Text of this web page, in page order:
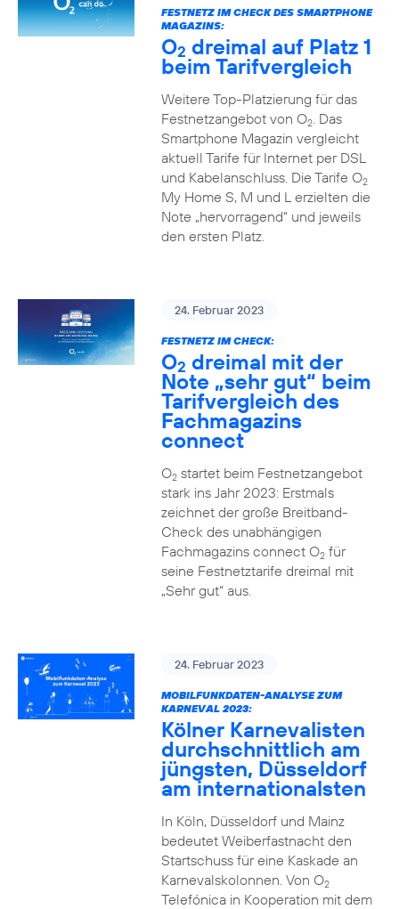
FESTNETZ IM CHECK DES SMARTPHONE
MAGAZINS:
O2 dreimal auf Platz 1
beim Tarifvergleich
Weitere Top-Platzierung für das
Festnetzangebot von O2. Das
Smartphone Magazin vergleicht
aktuell Tarife für Internet per DSL
und Kabelanschluss. Die Tarife O2
My Home S, M und L erzielten die
Note „hervorragend“ und jeweils
den ersten Platz.
24. Februar 2023
FESTNETZ IM CHECK:
O2 dreimal mit der
Note „sehr gut“ beim
Tarifvergleich des
Fachmagazins
connect
O2startet beim Festnetzangebot
stark ins Jahr 2023: Erstmals
zeichnet der große Breitband-
Check des unabhängigen
Fachmagazins connect O2für
seine Festnetztarife dreimal mit
„Sehr gut“ aus.
24. Februar 2023
MOBILFUNKDATEN-ANALYSE ZUM
KARNEVAL 2023:
Kölner Karnevalisten
durchschnittlich am
jüngsten, Düsseldorf
am internationalsten
In Köln, Düsseldorf und Mainz
bedeutet Weiberfastnacht den
Startschuss für eine Kaskade an
Karnevalskolonnen. Von O2
Telefónica in Kooperation mit dem